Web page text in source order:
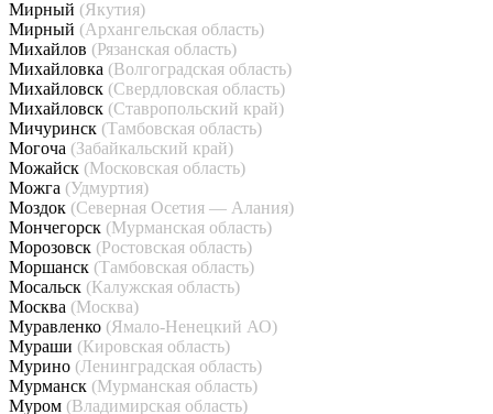
Мирный (Якутия)
Мирный (Архангельская область)
Михайлов (Рязанская область)
Михайловка (Волгоградская область)
Михайловск (Свердловская область)
Михайловск (Ставропольский край)
Мичуринск (Тамбовская область)
Могоча (Забайкальский край)
Можайск (Московская область)
Можга (Удмуртия)
Моздок (Северная Осетия — Алания)
Мончегорск (Мурманская область)
Морозовск (Ростовская область)
Моршанск (Тамбовская область)
Мосальск (Калужская область)
Москва (Москва)
Муравленко (Ямало-Ненецкий АО)
Мураши (Кировская область)
Мурино (Ленинградская область)
Мурманск (Мурманская область)
Муром (Владимирская область)